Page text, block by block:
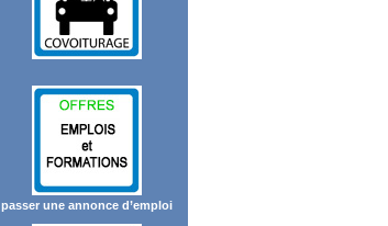
passer une annonce d’emploi